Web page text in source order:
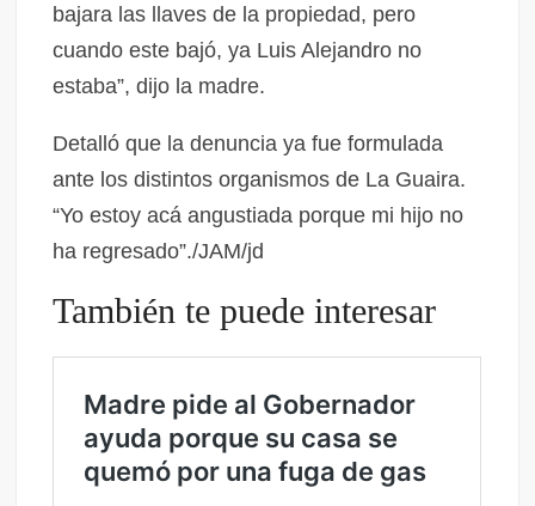
bajara las llaves de la propiedad, pero
cuando este bajó, ya Luis Alejandro no
estaba”, dijo la madre.
Detalló que la denuncia ya fue formulada
ante los distintos organismos de La Guaira.
“Yo estoy acá angustiada porque mi hijo no
ha regresado”./JAM/jd
También te puede interesar